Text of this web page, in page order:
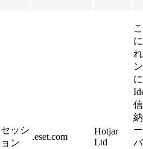
セッシ
ョン
.eset.com
Hotjar
Ltd